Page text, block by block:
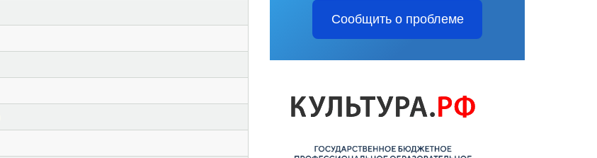
Сообщить о проблеме